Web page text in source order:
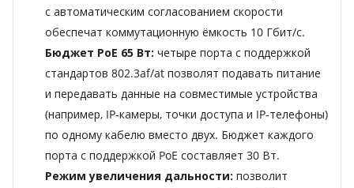
с автоматическим согласованием скорости
обеспечат коммутационную ёмкость 10 Гбит/с.
Бюджет PoE 65 Вт: четыре порта с поддержкой
стандартов 802.3af/at позволят подавать питание
и передавать данные на совместимые устройства
(например, IP‑камеры, точки доступа и IP‑телефоны)
по одному кабелю вместо двух. Бюджет каждого
порта с поддержкой PoE составляет 30 Вт.
Режим увеличения дальности: позволит